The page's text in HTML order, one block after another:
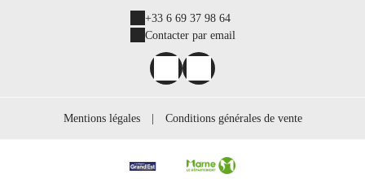
+33 6 69 37 98 64
Contacter par email
Mentions légales | Conditions générales de vente